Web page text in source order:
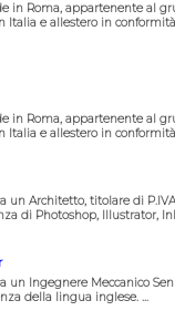
in Roma, appartenente
Italia e allestero in
in Roma, appartenente
Italia e allestero in
un Architetto, titolare di
di Photoshop, Illustrator,
un Ingegnere Meccanico
della lingua inglese. ...